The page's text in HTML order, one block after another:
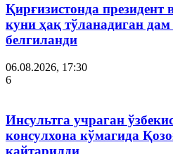
Қирғизистонда президент
куни ҳақ тўланадиган
белгиланди
06.08.2026, 17:30
6
Инсультга учраган
консулхона кўмагида
қайтарилди